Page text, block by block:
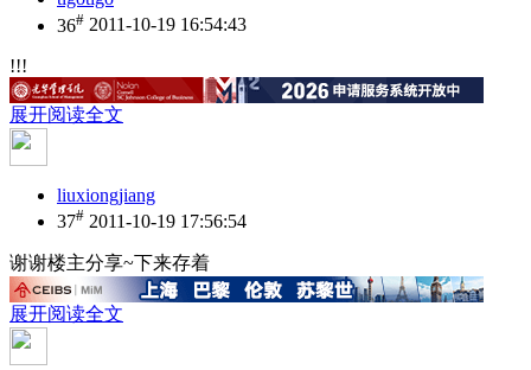
36# 2011-10-19 16:54:43
!!!
展开阅读全文
liuxiongjiang
37# 2011-10-19 17:56:54
谢谢楼主分享~下来存着
展开阅读全文